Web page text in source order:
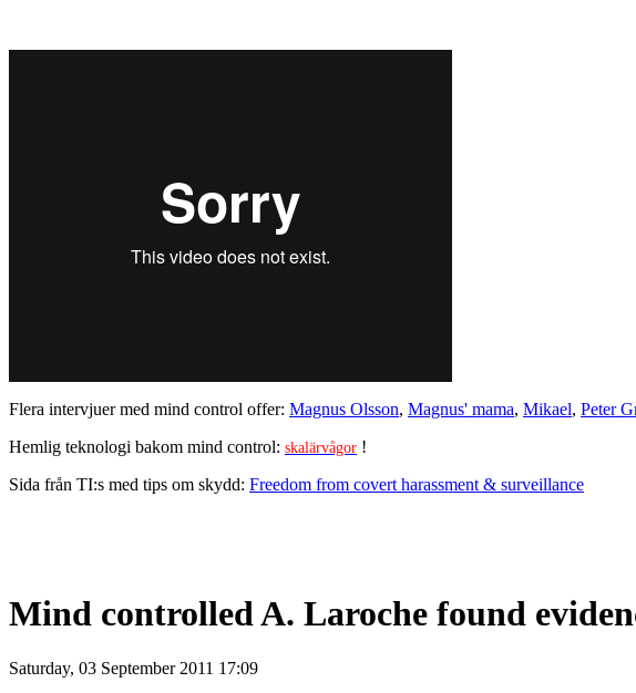
Flera intervjuer med mind control offer: Magnus Olsson, Magnus' mama, Mikael, Peter
Hemlig teknologi bakom mind control: skalärvågor !
Sida från TI:s med tips om skydd: Freedom from covert harassment & surveillance
Mind controlled A. Laroche found
Saturday, 03 September 2011 17:09